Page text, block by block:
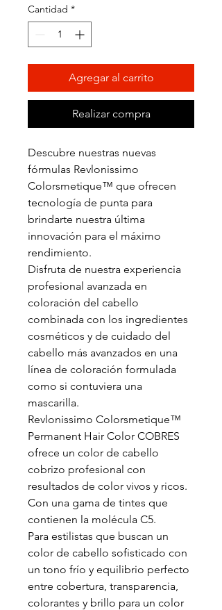
Cantidad *
Agregar al carrito
Realizar compra
Descubre nuestras nuevas
fórmulas Revlonissimo
Colorsmetique™ que ofrecen
tecnología de punta para
brindarte nuestra última
innovación para el máximo
rendimiento.
Disfruta de nuestra experiencia
profesional avanzada en
coloración del cabello
combinada con los ingredientes
cosméticos y de cuidado del
cabello más avanzados en una
línea de coloración formulada
como si contuviera una
mascarilla.
Revlonissimo Colorsmetique™
Permanent Hair Color COBRES
ofrece un color de cabello
cobrizo profesional con
resultados de color vivos y ricos.
Con una gama de tintes que
contienen la molécula C5.
Para estilistas que buscan un
color de cabello sofisticado con
un tono frío y equilibrio perfecto
entre cobertura, transparencia,
colorantes y brillo para un color